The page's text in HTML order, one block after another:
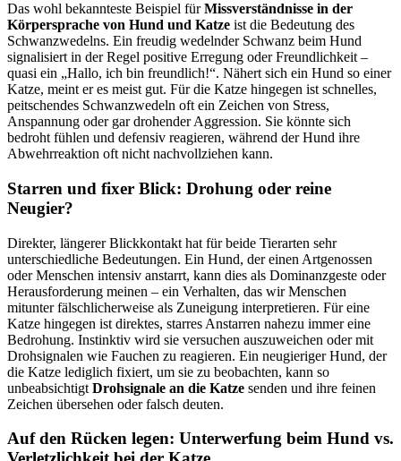
Das wohl bekannteste Beispiel fürMissverständnisse in der
Körpersprache von Hund und Katze ist die Bedeutung des
Schwanzwedelns. Ein freudig wedelnder Schwanz beim Hund
signalisiert in der Regel positive Erregung oder Freundlichkeit –
quasi ein „Hallo, ich bin freundlich!“. Nähert sich ein Hund so einer
Katze, meint er es meist gut. Für die Katze hingegen ist schnelles,
peitschendes Schwanzwedeln oft ein Zeichen von Stress,
Anspannung oder gar drohender Aggression. Sie könnte sich
bedroht fühlen und defensiv reagieren, während der Hund ihre
Abwehrreaktion oft nicht nachvollziehen kann.
Starren und fixer Blick: Drohung oder reine
Neugier?
Direkter, längerer Blickkontakt hat für beide Tierarten sehr
unterschiedliche Bedeutungen. Ein Hund, der einen Artgenossen
oder Menschen intensiv anstarrt, kann dies als Dominanzgeste oder
Herausforderung meinen – ein Verhalten, das wir Menschen
mitunter fälschlicherweise als Zuneigung interpretieren. Für eine
Katze hingegen ist direktes, starres Anstarren nahezu immer eine
Bedrohung. Instinktiv wird sie versuchen auszuweichen oder mit
Drohsignalen wie Fauchen zu reagieren. Ein neugieriger Hund, der
die Katze lediglich fixiert, um sie zu beobachten, kann so
unbeabsichtigt Drohsignale an die Katze senden und ihre feinen
Zeichen übersehen oder falsch deuten.
Auf den Rücken legen: Unterwerfung beim Hund vs.